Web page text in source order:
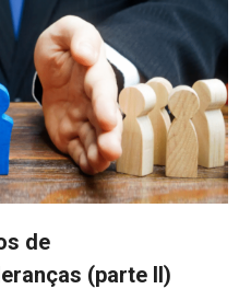
de
(parte II)